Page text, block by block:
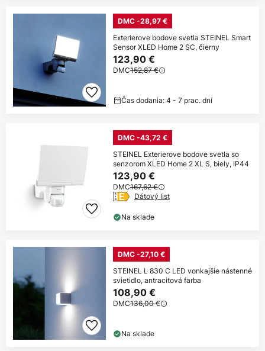
DMC -28,97 €
Exterierove bodove svetla STEINEL Smart
Sensor XLED Home 2 SC, čierny
123,90 €
DMC152,87 €
Čas dodania: 4 - 7 prac. dní
DMC -43,72 €
STEINEL Exterierove bodove svetla so
senzorom XLED Home 2 XL S, biely, IP44
123,90 €
DMC167,62 €
Dátový list
Na sklade
DMC -27,10 €
STEINEL L 830 C LED vonkajšie nástenné
svietidlo, antracitová farba
108,90 €
DMC136,00 €
Na sklade